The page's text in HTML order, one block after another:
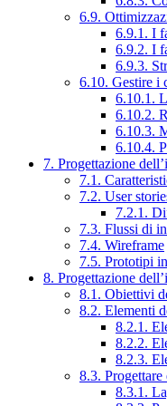
6.9.
6.9.1. I
6.9.2. I
6.9.3.
6.10. Gestire i
6.10.1.
6.10.2.
6.10.3.
6.10.4.
7. Progettazione
7.1.
7.2. User
7.2.1.
7.3. Flussi di
7.4. Wireframe
7.5. Prototipi
8. Progettazione
8.1. Obiettivi
8.2. Elementi
8.2.1.
8.2.2.
8.2.3.
8.3. Progettare
8.3.1.